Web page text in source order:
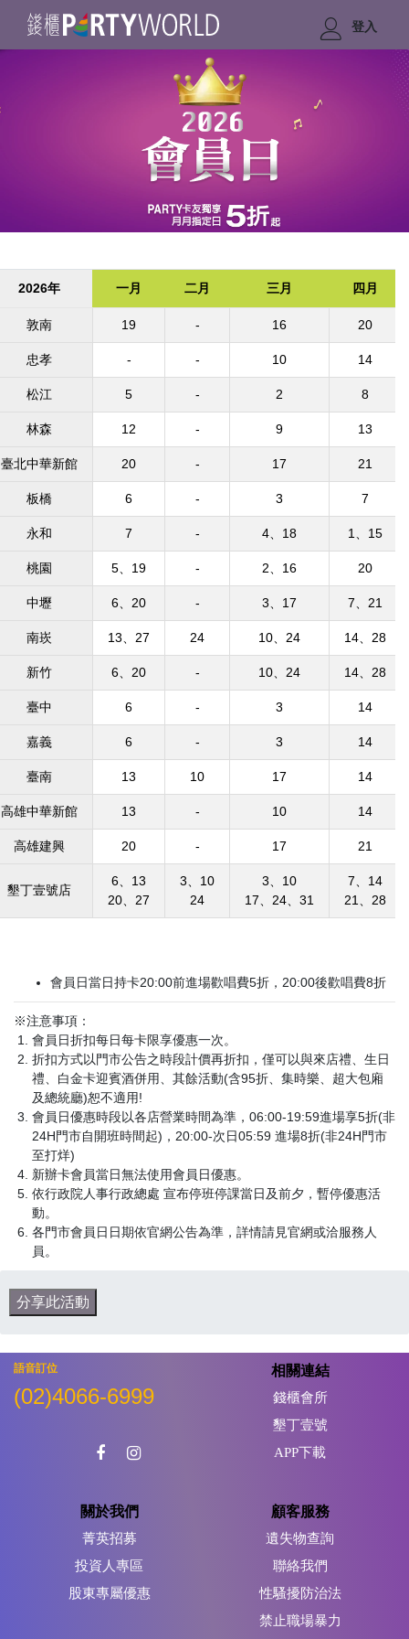
登入
2026年 一月 二月 三月 四月
敦南 19 - 16 20
忠孝 - - 10 14
松江 5 - 2 8
林森 12 - 9 13
臺北中華新館 20 - 17 21
板橋 6 - 3 7
永和 7 - 4、18 1、15
桃園 5、19 - 2、16 20
中壢 6、20 - 3、17 7、21
南崁 13、27 24 10、24 14、28
新竹 6、20 - 10、24 14、28
臺中 6 - 3 14
嘉義 6 - 3 14
臺南 13 10 17 14
高雄中華新館 13 - 10 14
高雄建興 20 - 17 21
墾丁壹號店
6、13
20、27
3、10
24
3、10
17、24、31
7、14
21、28
會員日當日持卡20:00前進場歡唱費5折，20:00後歡唱費8折
※注意事項：
會員日折扣每日每卡限享優惠一次。
折扣方式以門市公告之時段計價再折扣，僅可以與來店禮、生日
禮、白金卡迎賓酒併用、其餘活動(含95折、集時樂、超大包廂
及總統廳)恕不適用!
會員日優惠時段以各店營業時間為準，06:00-19:59進場享5折(非
24H門市自開班時間起)，20:00-次日05:59 進場8折(非24H門市
至打烊)
新辦卡會員當日無法使用會員日優惠。
依行政院人事行政總處 宣布停班停課當日及前夕，暫停優惠活
動。
各門市會員日日期依官網公告為準，詳情請見官網或洽服務人
員。
分享此活動
語音訂位
(02)4066-6999
相關連結
錢櫃會所
墾丁壹號
APP下載
關於我們
菁英招募
投資人專區
股東專屬優惠
顧客服務
遺失物查詢
聯絡我們
性騷擾防治法
禁止職場暴力